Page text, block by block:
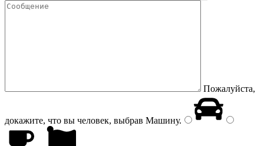
Пожалуйста,
докажите, что вы человек, выбрав Машину.